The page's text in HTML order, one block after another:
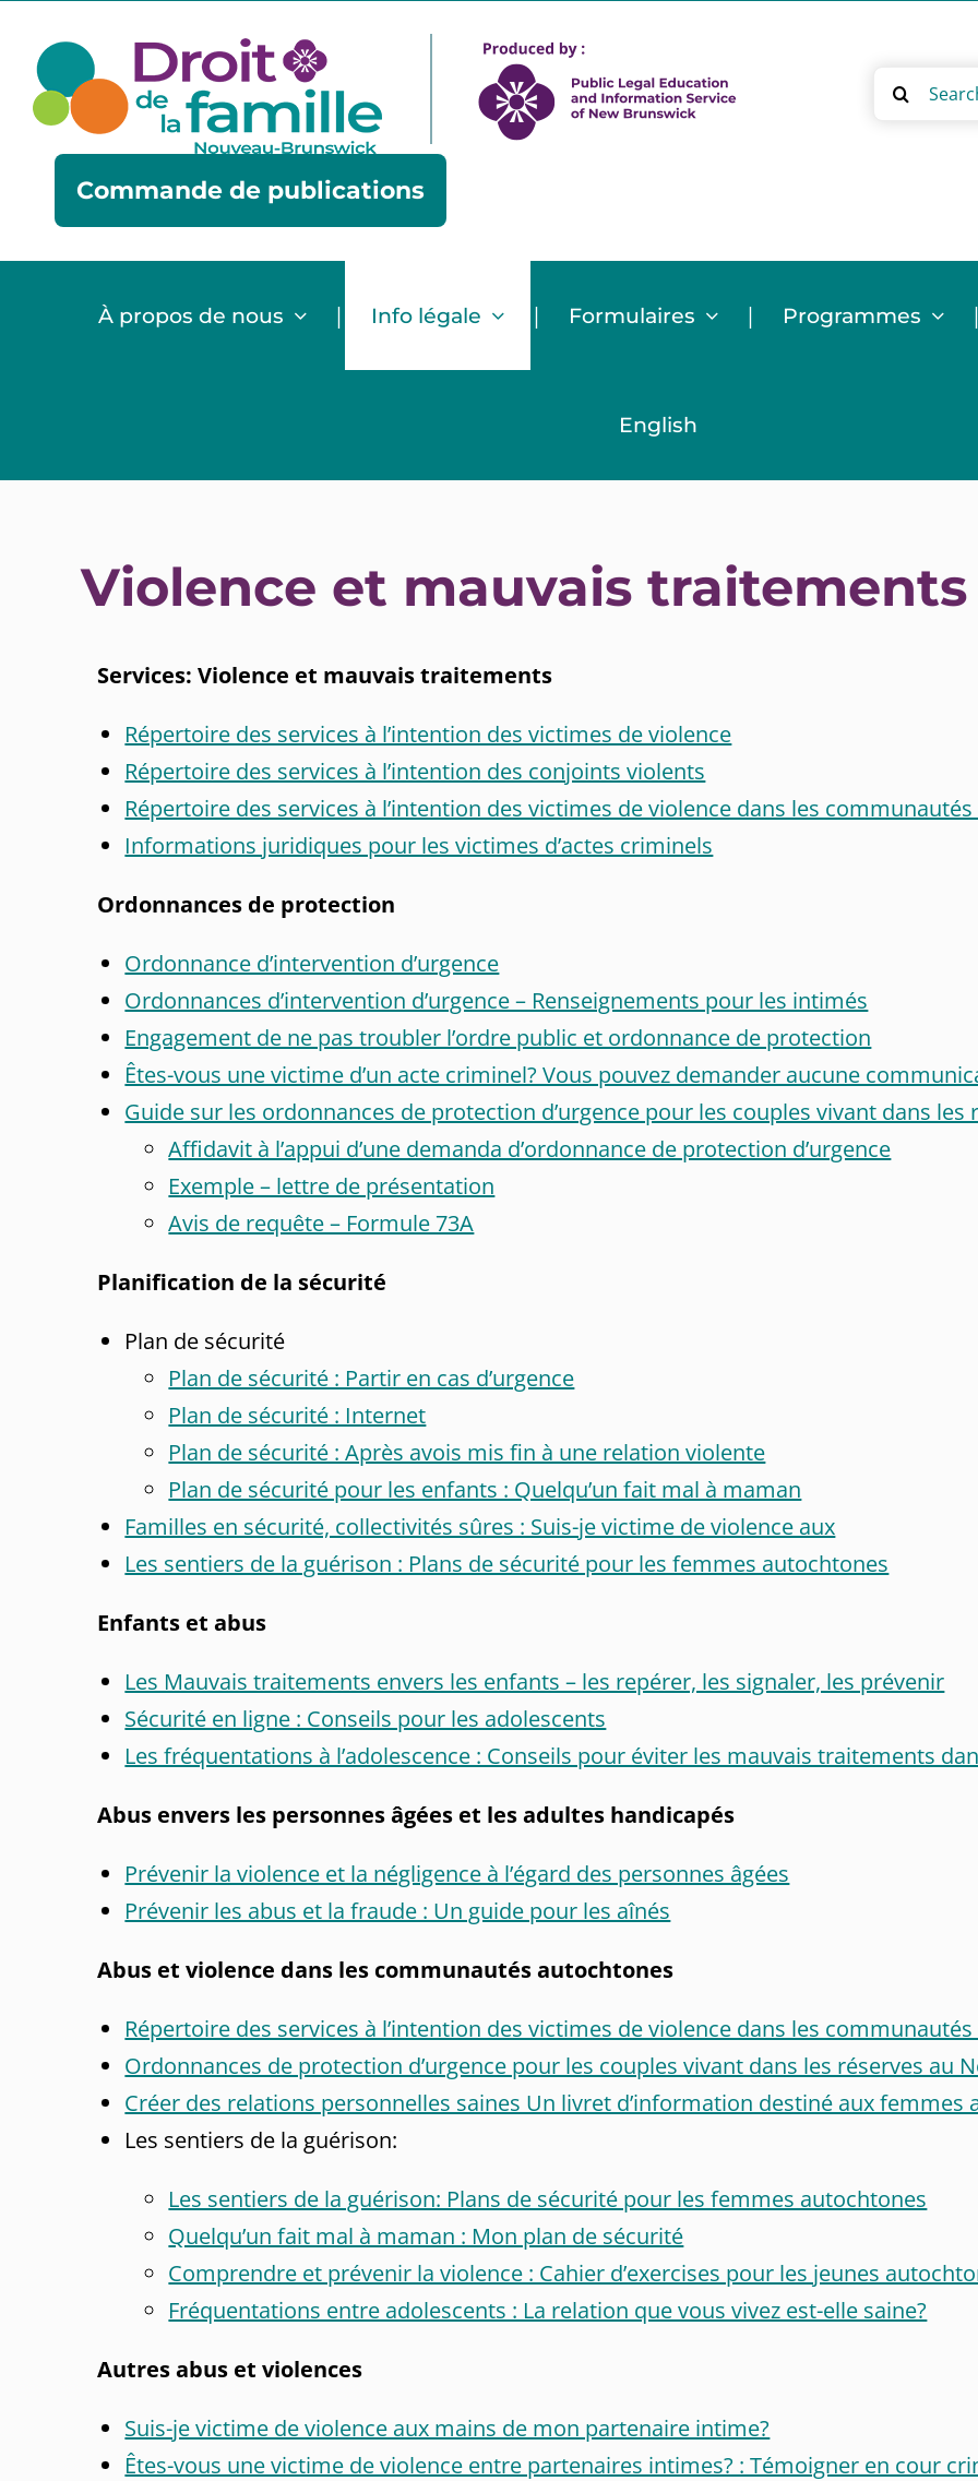
content
Search
Commande de publications
À propos de nous | Info légale | Formulaires | Programmes |
English
Violence et mauvais traitements
Services: Violence et mauvais traitements
Répertoire des services à l’intention des victimes de violence
Répertoire des services à l’intention des conjoints violents
Répertoire des services à l’intention des victimes de violence dans les
Informations juridiques pour les victimes d’actes criminels
Ordonnances de protection
Ordonnance d’intervention d’urgence
Ordonnances d’intervention d’urgence – Renseignements pour les intimés
Engagement de ne pas troubler l’ordre public et ordonnance de protection
Êtes-vous une victime d’un acte criminel? Vous pouvez demander aucune
Guide sur les ordonnances de protection d’urgence pour les couples vivant dans
Affidavit à l’appui d’une demanda d’ordonnance de protection d’urgence
Exemple – lettre de présentation
Avis de requête – Formule 73A
Planification de la sécurité
Plan de sécurité
Plan de sécurité : Partir en cas d’urgence
Plan de sécurité : Internet
Plan de sécurité : Après avois mis fin à une relation violente
Plan de sécurité pour les enfants : Quelqu’un fait mal à maman
Familles en sécurité, collectivités sûres : Suis-je victime de violence aux
Les sentiers de la guérison : Plans de sécurité pour les femmes autochtones
Enfants et abus
Les Mauvais traitements envers les enfants – les repérer, les signaler, les prévenir
Sécurité en ligne : Conseils pour les adolescents
Les fréquentations à l’adolescence : Conseils pour éviter les mauvais traitements
Abus envers les personnes âgées et les adultes handicapés
Prévenir la violence et la négligence à l’égard des personnes âgées
Prévenir les abus et la fraude : Un guide pour les aînés
Abus et violence dans les communautés autochtones
Répertoire des services à l’intention des victimes de violence dans les
Ordonnances de protection d’urgence pour les couples vivant dans les réserves au
Créer des relations personnelles saines Un livret d’information destiné aux femmes
Les sentiers de la guérison:
Les sentiers de la guérison: Plans de sécurité pour les femmes autochtones
Quelqu’un fait mal à maman : Mon plan de sécurité
Comprendre et prévenir la violence : Cahier d’exercises pour les jeunes
Fréquentations entre adolescents : La relation que vous vivez est-elle saine?
Autres abus et violences
Suis-je victime de violence aux mains de mon partenaire intime?
Êtes-vous une victime de violence entre partenaires intimes? : Témoigner en cour